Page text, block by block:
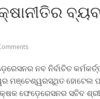
ନବ ନିର୍ବାଚିତ
ମଞ୍ଚେଶ୍ୱରସ୍ଥିତ ହୋଟେଲ
ଫେଡ଼େରେସନର ସଚିବ